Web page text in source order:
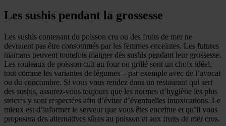
Les sushis pendant la grossesse
Les sushis contenant du poisson cru ou des fruits de mer ne
devraient pas être consommés par les femmes enceintes. Les futures
mamans peuvent toutefois manger des sushis pendant leur grossesse.
Les rouleaux de poisson cuit au four ou grillé sont un choix idéal,
tout comme les variantes de légumes – par exemple avec de l’avocat
ou du concombre. Si vous vous rendez dans un restaurant qui sert
des sushis, assurez-vous toujours que les normes d’hygiène les plus
strictes y sont respectées afin d’éviter d’éventuelles intoxications. Le
mieux est d’informer le serveur que vous êtes enceinte et qu’il vous
proposera des alternatives sûres au poisson et aux fruits de mer crus.